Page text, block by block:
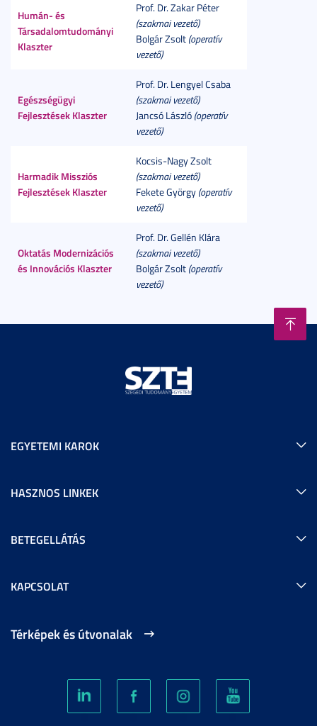
Humán- és
Társadalomtudományi
Klaszter
Prof. Dr. Zakar Péter
(szakmai vezető)
Bolgár Zsolt (operatív
vezető)
Egészségügyi
Fejlesztések Klaszter
Prof. Dr. Lengyel Csaba
(szakmai vezető)
Jancsó László (operatív
vezető)
Harmadik Missziós
Fejlesztések Klaszter
Kocsis-Nagy Zsolt
(szakmai vezető)
Fekete György (operatív
vezető)
Oktatás Modernizációs
és Innovációs Klaszter
Prof. Dr. Gellén Klára
(szakmai vezető)
Bolgár Zsolt (operatív
vezető)
EGYETEMI KAROK
HASZNOS LINKEK
BETEGELLÁTÁS
KAPCSOLAT
Térképek és útvonalak